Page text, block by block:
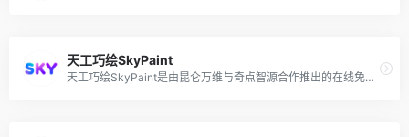
天工巧绘SkyPaint
天工巧绘SkyPaint是由昆仑万维与奇点智源合作推出的在线免费的AI插画绘制工具